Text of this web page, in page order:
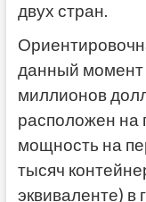
двух стран.
данный момент
миллионов
расположен на
мощность на
тысяч
эквиваленте) в